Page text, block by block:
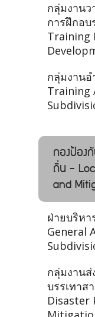
กลุ่มงาน
การฝึกอบ
Training
กลุ่มงาน
Training
กองป้อง
ถิ่น -
and
ฝ่ายบริหา
General
กลุ่มงานส่
บรรเทาส
Disaster